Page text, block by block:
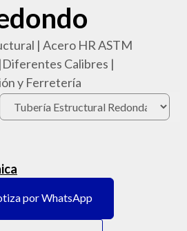
| Acero HR ASTM
Calibres |
y Ferretería
por WhatsApp